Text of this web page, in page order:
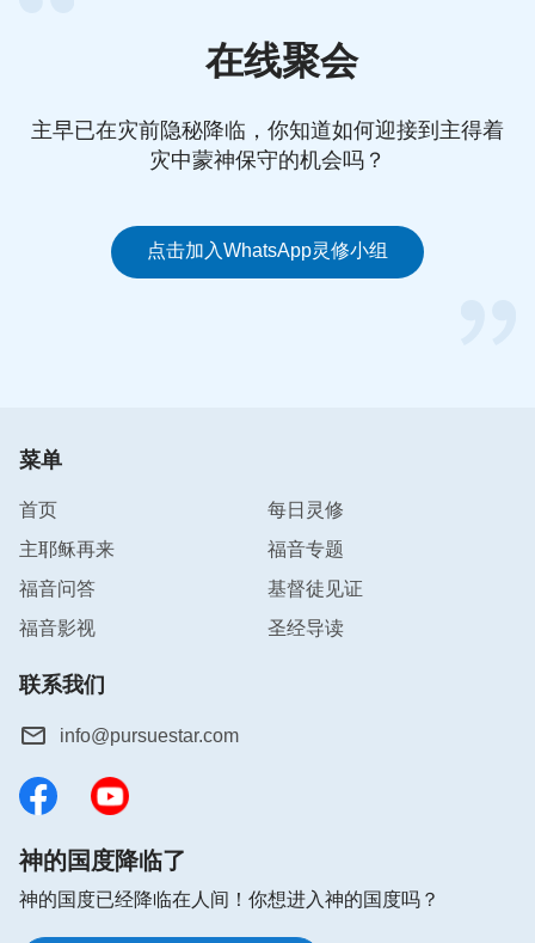
在线聚会
主早已在灾前隐秘降临，你知道如何迎接到主得着
灾中蒙神保守的机会吗？
点击加入WhatsApp灵修小组
菜单
首页
每日灵修
主耶稣再来
福音专题
福音问答
基督徒见证
福音影视
圣经导读
联系我们
info@pursuestar.com
神的国度降临了
神的国度已经降临在人间！你想进入神的国度吗？